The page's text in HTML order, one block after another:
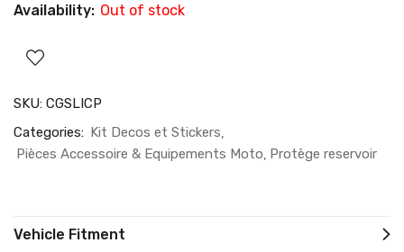
Availability: Out of stock
SKU: CGSLICP
Categories: Kit Decos et Stickers
Pièces Accessoire & Equipements Moto Protège reservoir
Vehicle Fitment